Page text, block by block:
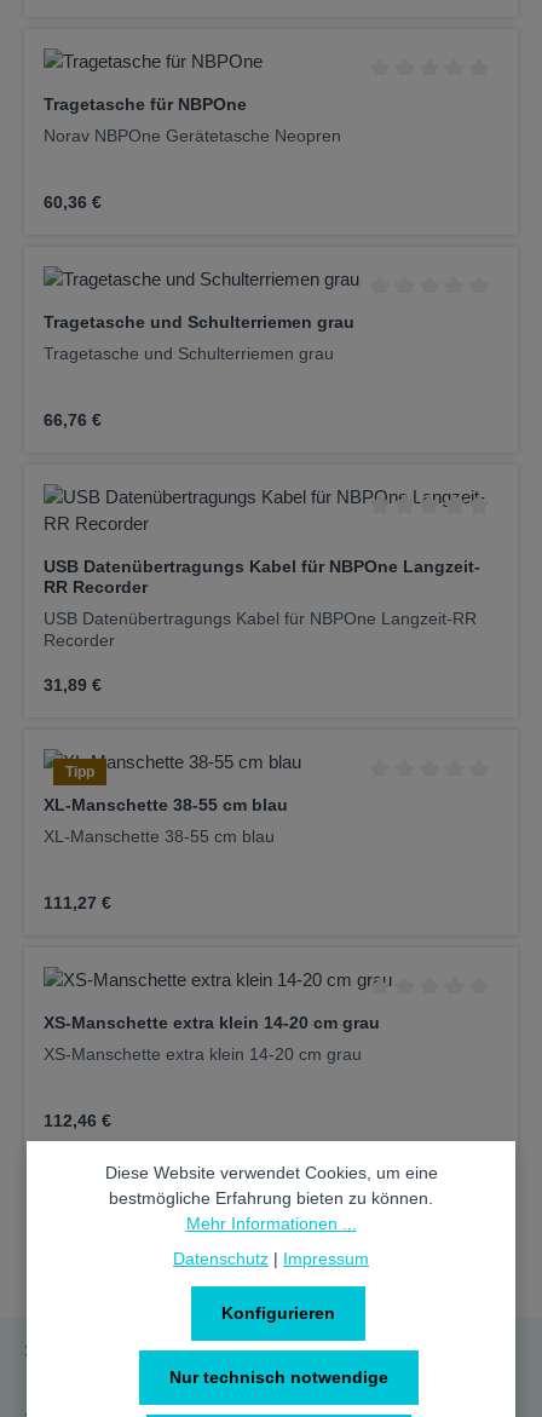
Tragetasche für NBPOne
Norav NBPOne Gerätetasche Neopren
Regulärer Preis:
60,36 €
Tragetasche und Schulterriemen grau
Tragetasche und Schulterriemen grau
Regulärer Preis:
66,76 €
USB Datenübertragungs Kabel für NBPOne Langzeit-
RR Recorder
USB Datenübertragungs Kabel für NBPOne Langzeit-RR
Recorder
Regulärer Preis:
31,89 €
Tipp
XL-Manschette 38-55 cm blau
XL-Manschette 38-55 cm blau
Regulärer Preis:
111,27 €
Durchschnittliche
XS-Manschette extra klein 14-20 cm grau
XS-Manschette extra klein 14-20 cm grau
Regulärer Preis:
112,46 €
Service-Hotline
Diese Website verwendet Cookies, um eine
bestmögliche Erfahrung bieten zu können.
Mehr Informationen ...
Datenschutz | Impressum
Nur technisch notwendige
Konfigurieren